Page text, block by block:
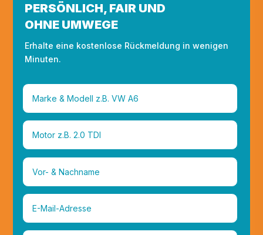
PERSÖNLICH, FAIR UND
OHNE UMWEGE
Erhalte eine kostenlose Rückmeldung in wenigen
Minuten.